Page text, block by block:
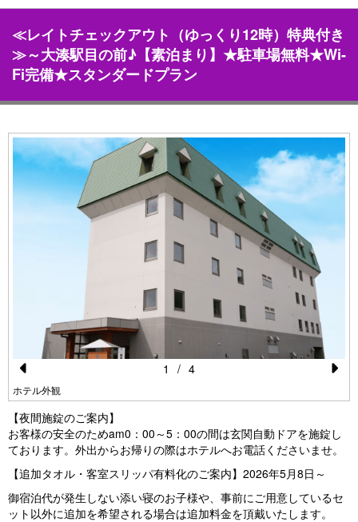
≪レイトチェックアウト（ゆっくり12時）特典付き
≫～大湊駅目の前♪【素泊まり】★駐車場無料★Wi-
Fi完備★スタンダードプラン
Pr
e
vi
o
u
s
ホテル外観
xt
1 / 4
【夜間施錠のご案内】
お客様の安全のためam0：00～5：00の間は玄関自動ドアを施錠し
ております。外出からお帰りの際はホテルへお電話くださいませ。
【追加タオル・客室スリッパ有料化のご案内】2026年5月8日～
御宿泊代が発生しない添い寝のお子様や、事前にご用意しているセ
ット以外に追加を希望される場合は追加料金を頂戴いたします。